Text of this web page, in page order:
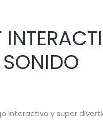
interactivo y super